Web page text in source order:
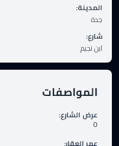
المدينة:
جدة
شارع:
ابن نجيم
المواصفات
عرض الشارع:
0